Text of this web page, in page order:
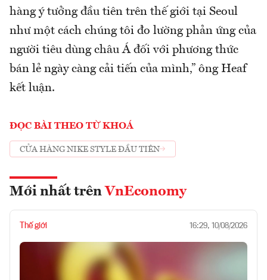
hàng ý tưởng đầu tiên trên thế giới tại Seoul
như một cách chúng tôi đo lường phản ứng của
người tiêu dùng châu Á đối với phương thức
bán lẻ ngày càng cải tiến của mình,” ông Heaf
kết luận.
ĐỌC BÀI THEO TỪ KHOÁ
CỬA HÀNG NIKE STYLE ĐẦU TIÊN
Mới nhất trên VnEconomy
Thế giới 16:29, 10/08/2026